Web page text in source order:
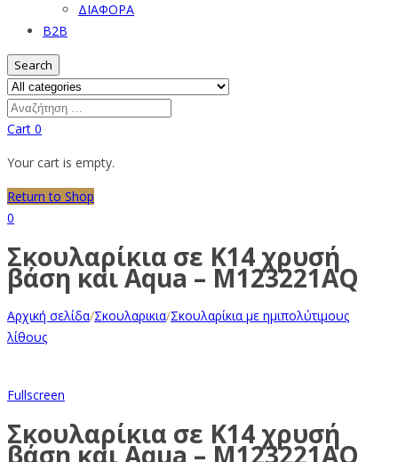
ΔΙΑΦΟΡΑ
B2B
Search
Cart 0
Your cart is empty.
Return to Shop
0
Σκουλαρίκια σε Κ14 χρυσή
βάση και Aqua – M123221AQ
Αρχική σελίδα/Σκουλαρικια/Σκουλαρίκια με ημιπολύτιμους
λίθους
Fullscreen
Σκουλαρίκια σε Κ14 χρυσή
βάση και Aqua – M123221AQ